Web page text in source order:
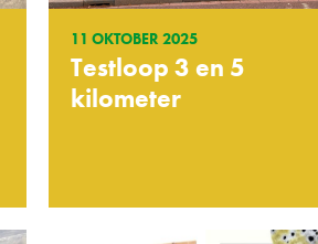
11 OKTOBER 2025
Testloop 3 en 5
kilometer